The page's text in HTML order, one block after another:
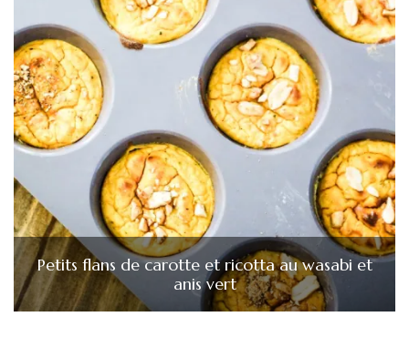
Petits flans de carotte et ricotta au wasabi et
anis vert